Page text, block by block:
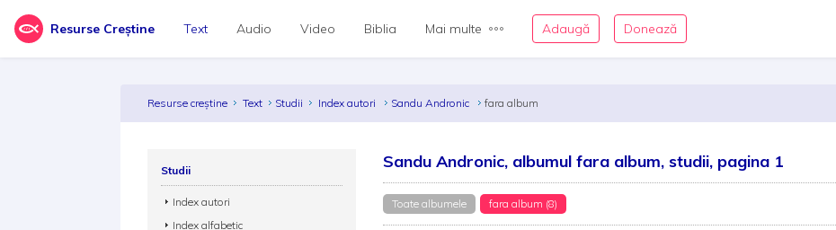
Resurse Creștine Text Audio Video Biblia Mai multe Adaugă Donează
Resurse creștine Text Studii Index autori Sandu Andronic fara album
Sandu Andronic, albumul fara album, studii, pagina 1
Toate albumele fara album (8)
Studii
Index autori
Index alfabetic